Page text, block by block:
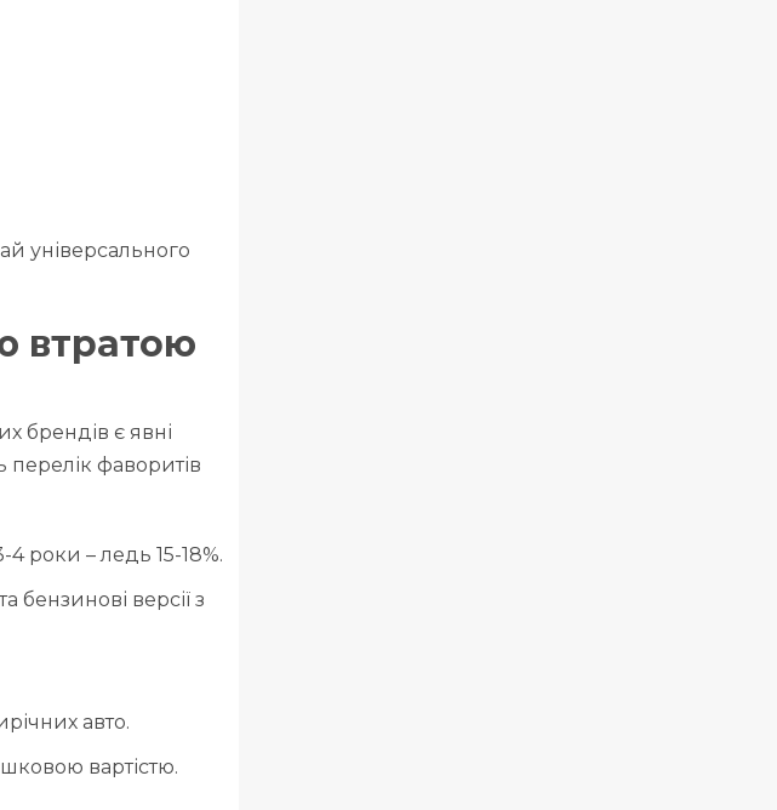
універсального
втратою
брендів є явні
перелік фаворитів
4 роки – ледь 15-18%.
версії з
авто.
вартістю.